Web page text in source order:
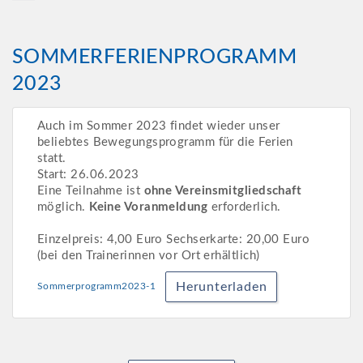
SOMMERFERIENPROGRAMM
2023
Auch im Sommer 2023 findet wieder unser
beliebtes Bewegungsprogramm für die Ferien
statt.
Start: 26.06.2023
Eine Teilnahme ist ohne Vereinsmitgliedschaft
möglich. Keine Voranmeldung erforderlich.
Einzelpreis: 4,00 Euro Sechserkarte: 20,00 Euro
(bei den Trainerinnen vor Ort erhältlich)
Sommerprogramm2023-1 Herunterladen